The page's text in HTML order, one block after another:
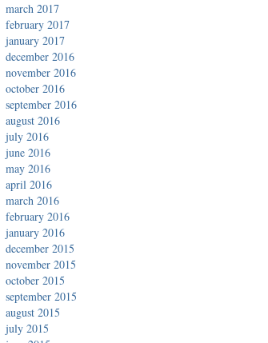
march 2017
february 2017
january 2017
december 2016
november 2016
october 2016
september 2016
august 2016
july 2016
june 2016
may 2016
april 2016
march 2016
february 2016
january 2016
december 2015
november 2015
october 2015
september 2015
august 2015
july 2015